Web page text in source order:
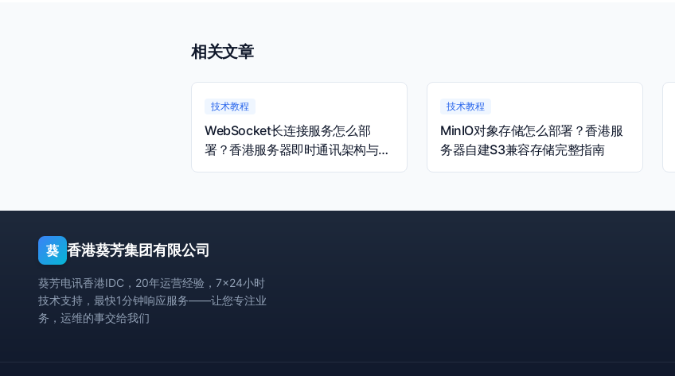
相关文章
技术教程
WebSocket长连接服务怎么部
署？香港服务器即时通讯架构与容
量规划指南
技术教程
MinIO对象存储怎么部署？香港服
务器自建S3兼容存储完整指南
葵 香港葵芳集团有限公司
葵芳电讯香港IDC，20年运营经验，7×24小时
技术支持，最快1分钟响应服务——让您专注业
务，运维的事交给我们